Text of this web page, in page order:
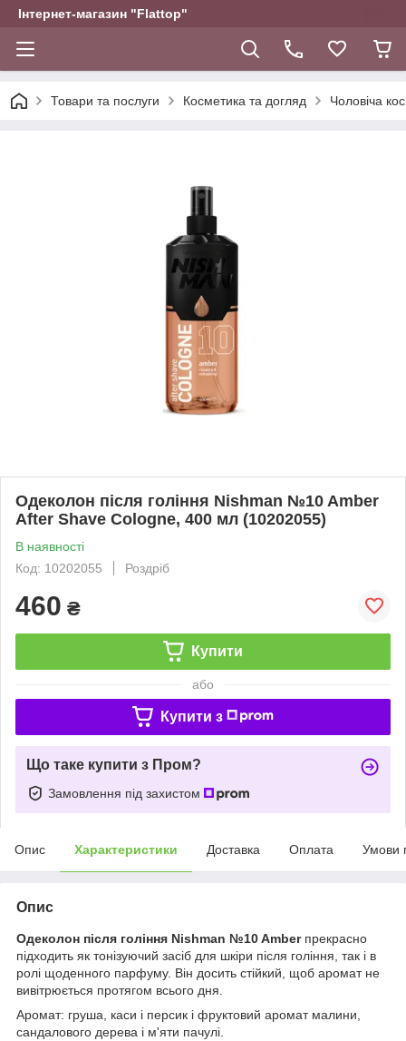
Інтернет-магазин "Flattop"
Товари та послуги Косметика та догляд Чоловіча
Одеколон після гоління Nishman №10 Amber
After Shave Cologne, 400 мл (10202055)
В наявності
Код: 10202055
Роздріб
460 ₴
Купити
або
Купити з
Що таке купити з Пром?
Замовлення під захистом
Опис Характеристики Доставка Оплата Умови
Опис
Одеколон після гоління Nishman №10 Amber прекрасно
підходить як тонізуючий засіб для шкіри після гоління, так і в
ролі щоденного парфуму. Він досить стійкий, щоб аромат не
вивітрюється протягом всього дня.
Аромат: груша, каси і персик і фруктовий аромат малини,
сандалового дерева і м'яти пачулі.